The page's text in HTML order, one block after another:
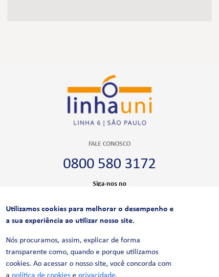
FALE CONOSCO
0800 580 3172
Siga-nos no
CERTIFICAÇÕES
Utilizamos cookies para melhorar o desempenho e
a sua experiência ao utilizar nosso site.
Nós procuramos, assim, explicar de forma
transparente como, quando e porque utilizamos
cookies. Ao acessar o nosso site, você concorda com